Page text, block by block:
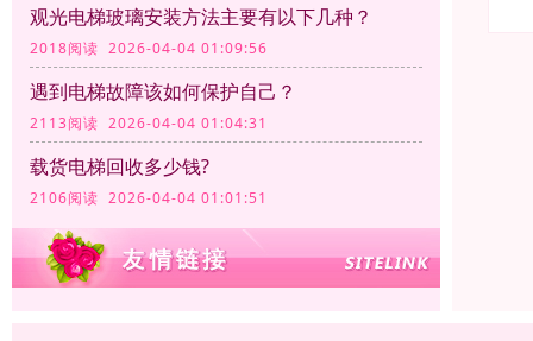
观光电梯玻璃安装方法主要有以下几种‌？
2018阅读 2026-04-04 01:09:56
遇到电梯故障该如何保护自己？
2113阅读 2026-04-04 01:04:31
载货电梯回收多少钱?
2106阅读 2026-04-04 01:01:51